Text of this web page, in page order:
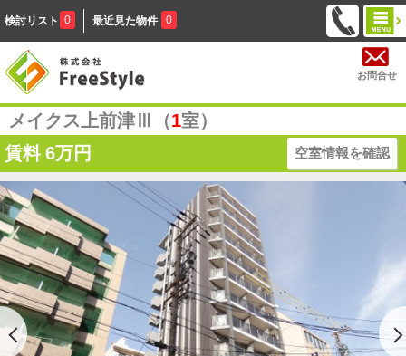
検討リスト 0 最近見た物件 0
お問合せ
メイクス上前津Ⅲ（1室）
賃料 6万円 空室情報を確認